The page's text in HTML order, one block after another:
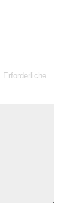
Erforderliche